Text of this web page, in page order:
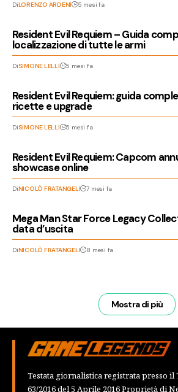
DiLORENZO ARDENI 5 mesi fa
Resident Evil Requiem – Guida
localizzazione di tutte le armi
DiSIMONE LELLI 5 mesi fa
Resident Evil Requiem: guida
ricette e upgrade
DiSIMONE LELLI 5 mesi fa
Resident Evil Requiem: Capcom
showcase online
DiNICOLÒ FRATANGELI 7 mesi fa
Mega Man Star Force Legacy
data d’uscita
DiNICOLÒ FRATANGELI 8 mesi fa
Mostra di più
Testata giornalistica registrata presso il
63/2016 del 5 Aprile 2016 Proprietà di